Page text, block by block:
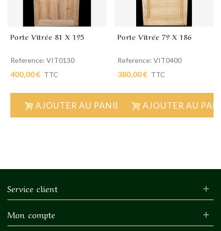
Porte Vitrée 81 X 195
Reference: VIT0130
400,00 € TTC
AJOUTER AU PANIER
Porte Vitrée 79 X 186
Reference: VIT0400
380,00 € TTC
AJOUTER AU
Service client
Mon compte